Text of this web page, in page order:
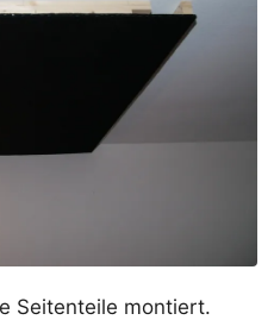
Seitenteile montiert.